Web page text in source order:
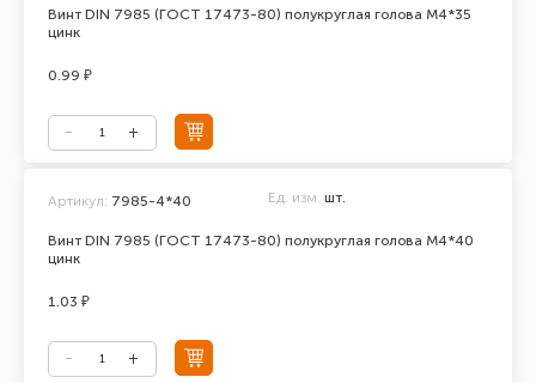
Винт DIN 7985 (ГОСТ 17473-80) полукруглая голова М4*35
цинк
0.99 ₽
Винт DIN 7985 (ГОСТ 17473-80) полукруглая голова М4*40
цинк
Артикул: 7985-4*40 Ед. изм. шт.
1.03 ₽